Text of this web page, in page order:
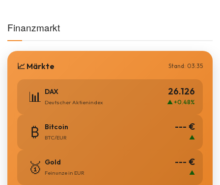
Finanzmarkt
📈 Märkte Stand: 03:35
📊 DAX
Deutscher Aktienindex
26.126
▲ +0.48%
₿ Bitcoin
BTC/EUR
--- €
▲
🥇 Gold
Feinunze in EUR
--- €
▲